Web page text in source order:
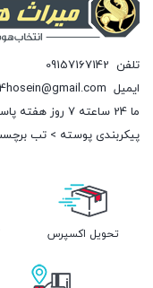
تلفن 09157167142
ایمیل
ما 24 ساعته 7
پیکربندی پوسته > تب
تحویل اکسپرس